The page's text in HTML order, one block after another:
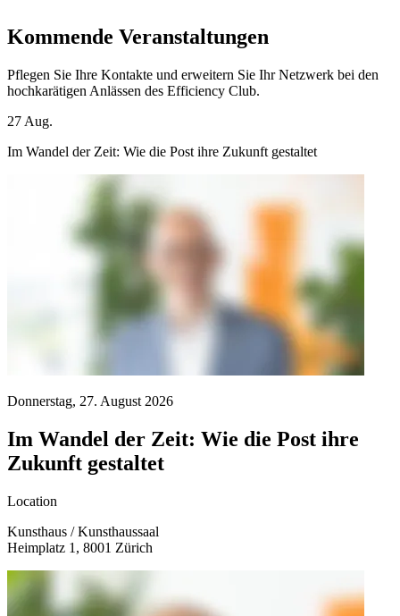
Kommende Veranstaltungen
Pflegen Sie Ihre Kontakte und erweitern Sie Ihr Netzwerk bei den
hochkarätigen Anlässen des Efficiency Club.
27 Aug.
Im Wandel der Zeit: Wie die Post ihre Zukunft gestaltet
Donnerstag, 27. August 2026
Im Wandel der Zeit: Wie die Post ihre
Zukunft gestaltet
Location
Kunsthaus / Kunsthaussaal
Heimplatz 1, 8001 Zürich